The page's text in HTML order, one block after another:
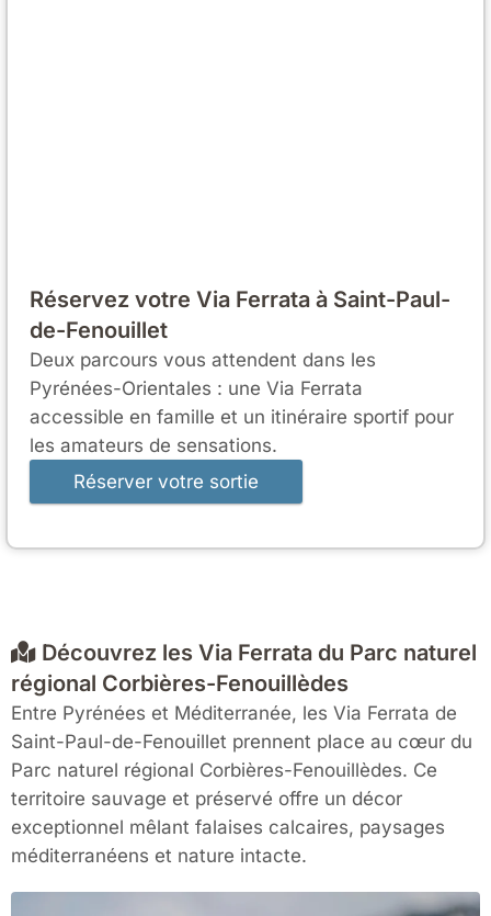
Réservez votre Via Ferrata à Saint-Paul-
de-Fenouillet
Deux parcours vous attendent dans les
Pyrénées-Orientales : une Via Ferrata
accessible en famille et un itinéraire sportif pour
les amateurs de sensations.
Découvrez les Via Ferrata du Parc naturel
régional Corbières-Fenouillèdes
Entre Pyrénées et Méditerranée, les Via Ferrata de
Saint-Paul-de-Fenouillet prennent place au cœur du
Parc naturel régional Corbières-Fenouillèdes. Ce
territoire sauvage et préservé offre un décor
exceptionnel mêlant falaises calcaires, paysages
méditerranéens et nature intacte.